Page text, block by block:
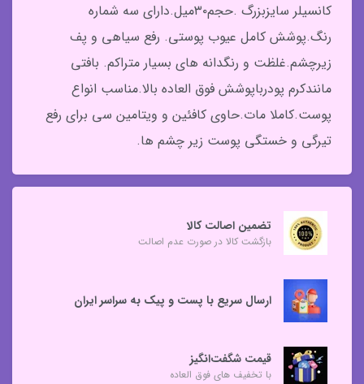
کانسیلر سایزبزرگ .حجم۳۰میل.دارای سه شماره
رنگ.پوشش کامل عیوب پوستی. رفع سیاهی و پف
زیرچشم.غلظت و رنگدانه های بسیار متراکم. بافتی
مانندکرم پودرباپوشش فوق العاده بالا.مناسب انواع
پوست.کاملا مات.حاوی کافئین و ویتامین سی برای رفع
تیرگی و خستگی پوست زیر چشم ها.
تضمین اصالت کالا
بازگشت کالا در صورت عدم اصالت
ارسال سریع با پست و پیک به سراسر ایران
قیمت شگفت‌انگیز
با تخفیف های فوق العاده